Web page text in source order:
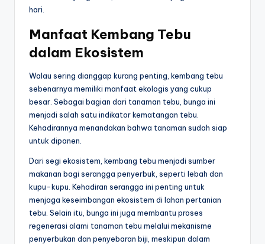
hari.
Manfaat Kembang Tebu
dalam Ekosistem
Walau sering dianggap kurang penting, kembang tebu
sebenarnya memiliki manfaat ekologis yang cukup
besar. Sebagai bagian dari tanaman tebu, bunga ini
menjadi salah satu indikator kematangan tebu.
Kehadirannya menandakan bahwa tanaman sudah siap
untuk dipanen.
Dari segi ekosistem, kembang tebu menjadi sumber
makanan bagi serangga penyerbuk, seperti lebah dan
kupu-kupu. Kehadiran serangga ini penting untuk
menjaga keseimbangan ekosistem di lahan pertanian
tebu. Selain itu, bunga ini juga membantu proses
regenerasi alami tanaman tebu melalui mekanisme
penyerbukan dan penyebaran biji, meskipun dalam